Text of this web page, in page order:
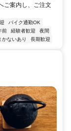
ご案内し、ご注文
バイク通勤OK
前 経験者歓迎
夜間
かないあり 長期歓迎